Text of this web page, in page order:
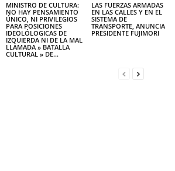
MINISTRO DE CULTURA:
NO HAY PENSAMIENTO
ÚNICO, NI PRIVILEGIOS
PARA POSICIONES
IDEOLÓLOGICAS DE
IZQUIERDA NI DE LA MAL
LLAMADA » BATALLA
CULTURAL » DE...
LAS FUERZAS ARMADAS
EN LAS CALLES Y EN EL
SISTEMA DE
TRANSPORTE, ANUNCIA
PRESIDENTE FUJIMORI